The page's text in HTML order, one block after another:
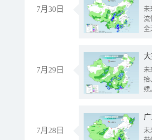
7月30日
未
流
全
7月29日
未
抬
续
7月28日
未